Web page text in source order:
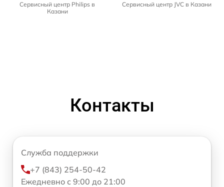
Сервисный центр Philips в
Казани
Сервисный центр JVC в Казани
Контакты
Служба поддержки
+7 (843) 254-50-42
Ежедневно с 9:00 до 21:00